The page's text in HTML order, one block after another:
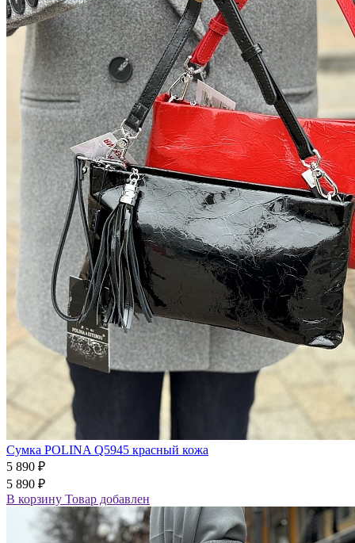
Сумка POLINA Q5945 красный кожа
5 890 ₽
5 890 ₽
В корзину Товар добавлен